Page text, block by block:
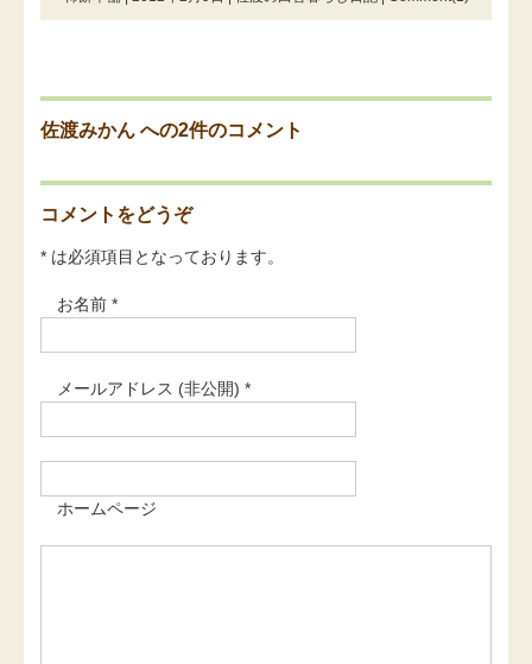
佐渡みかん への2件のコメント
コメントをどうぞ
* は必須項目となっております。
お名前 *
メールアドレス (非公開) *
ホームページ